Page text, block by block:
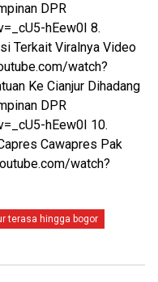
DPR
hEew0I 8.
Terkait Viralnya Video
watch?
Ke Cianjur Dihadang
DPR
hEew0I 10.
Cawapres Pak
watch?
terasa hingga bogor